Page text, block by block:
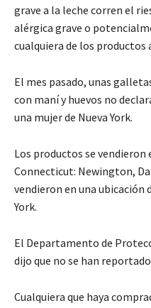
grave a la leche corren el
alérgica grave o
cualquiera de los productos
El mes pasado, unas
con maní y huevos no
una mujer de Nueva York.
Los productos se vendieron
Connecticut: Newington,
vendieron en una ubicación
York.
El Departamento de
dijo que no se han
Cualquiera que haya